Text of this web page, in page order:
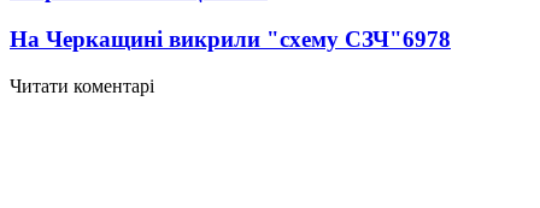
На Черкащині викрили "схему СЗЧ"6978
Читати коментарі